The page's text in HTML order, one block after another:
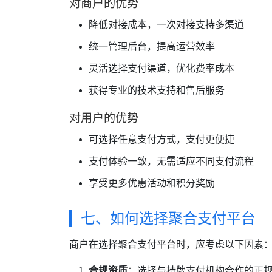
对商户的优势
降低对接成本，一次对接支持多渠道
统一管理后台，提高运营效率
灵活选择支付渠道，优化费率成本
获得专业的技术支持和售后服务
对用户的优势
可选择任意支付方式，支付更便捷
支付体验一致，无需适应不同支付流程
享受更多优惠活动和积分奖励
七、如何选择聚合支付平台
商户在选择聚合支付平台时，应考虑以下因素：